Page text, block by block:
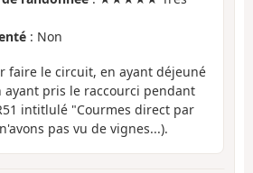
: Non
faire le circuit, en ayant déjeuné
pris le raccourci pendant
intitlulé "Courmes direct par
pas vu de vignes...).